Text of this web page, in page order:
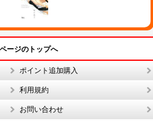
ージのトップへ
ポイント追加購入
利用規約
お問い合わせ